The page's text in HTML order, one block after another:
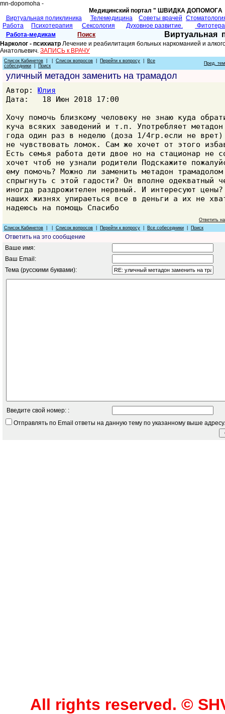
mn-dopomoha -
Медицинский портал " ШВИДКА
Виртуальная поликлиника
Телемедицина Советы врачей
Работа
Психотерапия Сексология Духовное развитие.
Работа-медикам
Поиск Виртуальная
Нарколог - психиатр Лечение и реабилитация больных наркоманией и
Анатольевич. ЗАПИСЬ к ВРАЧУ
Список Кабинетов Список вопросов Перейти к вопросу
Все
собеседники
Поиск Пред.
уличный метадон заменить на трамадол
Автор: Юлия
Дата: 18 Июн 2018 17:00
Хочу помочь близкому человеку не знаю куда
куча всяких заведений и т.п. Употребляет
года один раз в неделю (доза 1/4гр.если не врет)
не чувствовать ломок. Сам же хочет от этого
Есть семья работа дети двое но на стационар не
хочет чтоб не узнали родители Подскажите
ему помочь? Можно ли заменить метадон
спрыгнуть с этой гадости? Он вполне одекватный
иногда раздрожителен нервный. И интересуют
наших жизнях упираеться все в деньги а их не
надеюсь на помощь Спасибо
Ответить
Список Кабинетов
Список вопросов Перейти к вопросу Все собеседники Поиск
Ответить на это сообщение
Ваше имя:
Ваш Email:
Тема (русскими буквами):
Введите свой номер: :
Отправлять по Email ответы на данную тему по указанному выше адресу.
All rights reserved. ©